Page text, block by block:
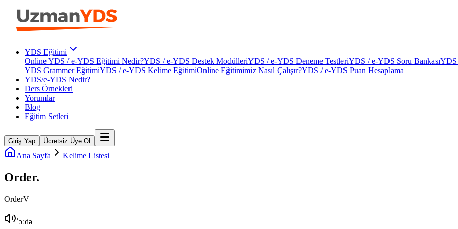
YDS Eğitimi
Online YDS / e-YDS Eğitimi Nedir?YDS / e-YDS Destek ModülleriYDS / e-YDS Deneme TestleriYDS / e-YDS Soru BankasıYDS
YDS Grammer EğitimiYDS / e-YDS Kelime EğitimiOnline Eğitimimiz Nasıl Çalışır?YDS / e-YDS Puan Hesaplama
YDS/e-YDS Nedir?
Ders Örnekleri
Yorumlar
Blog
Eğitim Setleri
Giriş Yap Ücretsiz Üye Ol
Ana Sayfa Kelime Listesi
Order.
OrderV
ˈɔːdə